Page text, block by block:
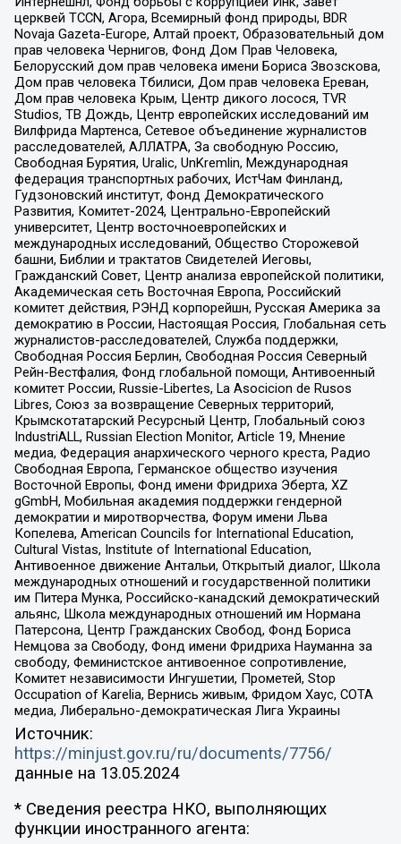
церквей TCCN, Агора, Всемирный фонд природы, BDR
Novaja Gazeta-Europe, Алтай проект, Образовательный дом
прав человека Чернигов, Фонд Дом Прав Человека,
Белорусский дом прав человека имени Бориса Звозскова,
Дом прав человека Тбилиси, Дом прав человека Ереван,
Дом прав человека Крым, Центр дикого лосося, TVR
Studios, ТВ Дождь, Центр европейских исследований им
Вилфрида Мартенса, Сетевое объединение журналистов
расследователей, АЛЛАТРА, За свободную Россию,
Свободная Бурятия, Uralic, UnKremlin, Международная
федерация транспортных рабочих, ИстЧам Финланд,
Гудзоновский институт, Фонд Демократического
Развития, Комитет-2024, Центрально-Европейский
университет, Центр восточноевропейских и
международных исследований, Общество Сторожевой
башни, Библии и трактатов Свидетелей Иеговы,
Гражданский Совет, Центр анализа европейской политики,
Академическая сеть Восточная Европа, Российский
комитет действия, РЭНД корпорейшн, Русская Америка за
демократию в России, Настоящая Россия, Глобальная сеть
журналистов-расследователей, Служба поддержки,
Свободная Россия Берлин, Свободная Россия Северный
Рейн-Вестфалия, Фонд глобальной помощи, Антивоенный
комитет России, Russie-Libertes, La Asocicion de Rusos
Libres, Союз за возвращение Северных территорий,
Крымскотатарский Ресурсный Центр, Глобальный союз
IndustriALL, Russian Election Monitor, Article 19, Мнение
медиа, Федерация анархического черного креста, Радио
Свободная Европа, Германское общество изучения
Восточной Европы, Фонд имени Фридриха Эберта, XZ
gGmbH, Мобильная академия поддержки гендерной
демократии и миротворчества, Форум имени Льва
Копелева, American Councils for International Education,
Cultural Vistas, Institute of International Education,
Антивоенное движение Антальи, Открытый диалог, Школа
международных отношений и государственной политики
им Питера Мунка, Российско-канадский демократический
альянс, Школа международных отношений им Нормана
Патерсона, Центр Гражданских Свобод, Фонд Бориса
Немцова за Свободу, Фонд имени Фридриха Науманна за
свободу, Феминистское антивоенное сопротивление,
Комитет независимости Ингушетии, Прометей, Stop
Occupation of Karelia, Вернись живым, Фридом Хаус, СОТА
медиа, Либерально-демократическая Лига Украины
Источник:
https://minjust.gov.ru/ru/documents/7756/
данные на 13.05.2024
* Сведения реестра НКО, выполняющих
функции иностранного агента: